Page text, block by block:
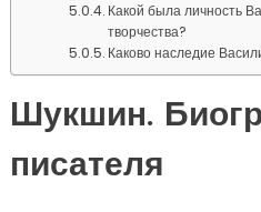
Какой была личность
творчества?
Каково наследие
Шукшин.
писателя